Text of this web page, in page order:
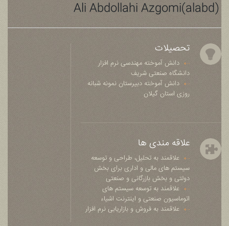
Ali Abdollahi Azgomi(alabd)
تحصیلات
دانش آموخته مهندسی نرم افزار
دانشگاه صنعتی شریف
دانش آموخته دبیرستان نمونه شبانه
روزی استان گیلان
علاقه مندی ها
علاقمند به تحلیل، طراحی و توسعه
سیستم های مالی و اداری برای بخش
دولتی و بخش بازرگانی و صنعتی
علاقمند به توسعه سیستم های
اتوماسیون صنعتی و اینترنت اشیاء
علاقمند به فروش و بازاریابی نرم افزار